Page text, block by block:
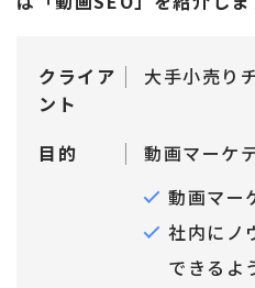
クライア
ント
大手小売り
目的
動画マーケ
動画マー
社内にノ
できるよ